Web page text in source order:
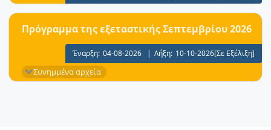
Πρόγραμμα της εξεταστικής Σεπτεμβρίου 2026
Έναρξη: 04-08-2026 | Λήξη: 10-10-2026[Σε Εξέλιξη]
Συνημμένα αρχεία